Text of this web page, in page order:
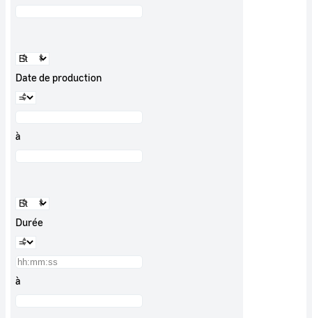
Date de production
à
Durée
à